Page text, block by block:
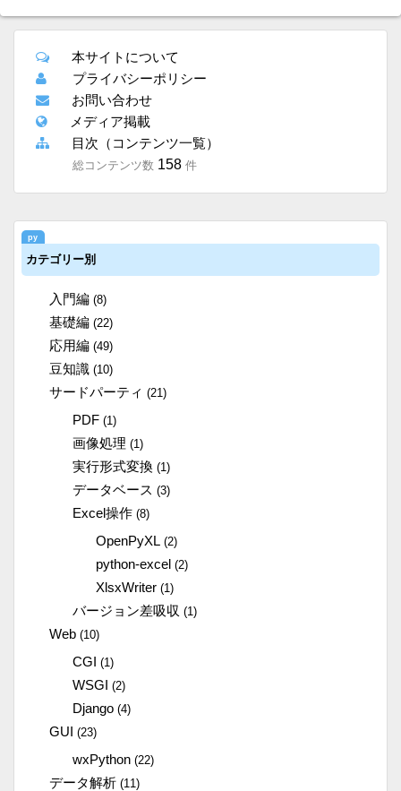
本サイトについて
プライバシーポリシー
お問い合わせ
メディア掲載
目次（コンテンツ一覧）
総コンテンツ数 158 件
カテゴリー別
入門編 (8)
基礎編 (22)
応用編 (49)
豆知識 (10)
サードパーティ (21)
PDF (1)
画像処理 (1)
実行形式変換 (1)
データベース (3)
Excel操作 (8)
OpenPyXL (2)
python-excel (2)
XlsxWriter (1)
バージョン差吸収 (1)
Web (10)
CGI (1)
WSGI (2)
Django (4)
GUI (23)
wxPython (22)
データ解析 (11)